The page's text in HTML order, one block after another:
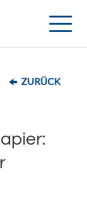
Toggle
ZURÜCK